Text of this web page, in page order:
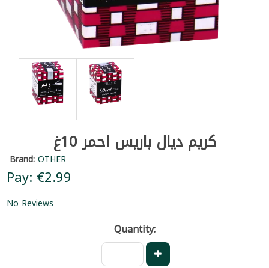
كريم ديال باريس احمر 10غ
Brand:OTHER
Pay: €2.99
No Reviews
Quantity: